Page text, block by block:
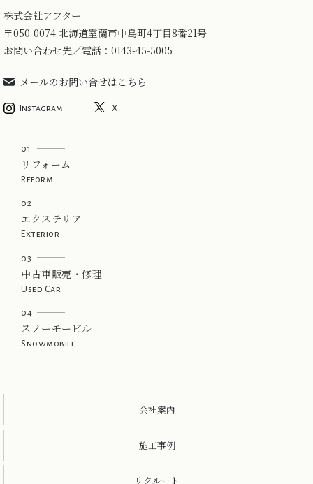
株式会社アフター
〒050-0074 北海道室蘭市中島町4丁目8番21号
お問い合わせ先／電話： 0143-45-5005
メールのお問い合せはこちら
Instagram X
01
リフォーム
Reform
02
エクステリア
Exterior
03
中古車販売・修理
Used Car
04
スノーモービル
Snowmobile
会社案内
施工事例
リクルート